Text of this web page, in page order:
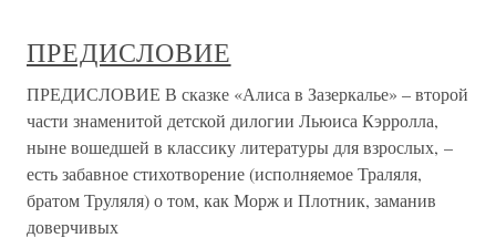
ПРЕДИСЛОВИЕ
ПРЕДИСЛОВИЕ В сказке «Алиса в Зазеркалье» – второй
части знаменитой детской дилогии Льюиса Кэрролла,
ныне вошедшей в классику литературы для взрослых, –
есть забавное стихотворение (исполняемое Траляля,
братом Труляля) о том, как Морж и Плотник, заманив
доверчивых